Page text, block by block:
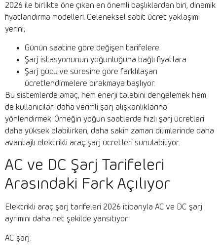
2026 ile birlikte öne çıkan en önemli başlıklardan biri, dinamik
fiyatlandırma modelleri. Geleneksel sabit ücret yaklaşımı
yerini;
Günün saatine göre değişen tarifelere
Şarj istasyonunun yoğunluğuna bağlı fiyatlara
Şarj gücü ve süresine göre farklılaşan
ücretlendirmelere bırakmaya başlıyor.
Bu sistemlerde amaç, hem enerji talebini dengelemek hem
de kullanıcıları daha verimli şarj alışkanlıklarına
yönlendirmek. Örneğin yoğun saatlerde hızlı şarj ücretleri
daha yüksek olabilirken, daha sakin zaman dilimlerinde daha
avantajlı elektrikli araç şarj ücretleri sunulabiliyor.
AC ve DC Şarj Tarifeleri
Arasındaki Fark Açılıyor
Elektrikli araç şarj tarifeleri 2026 itibarıyla AC ve DC şarj
ayrımını daha net şekilde yansıtıyor.
AC şarj: